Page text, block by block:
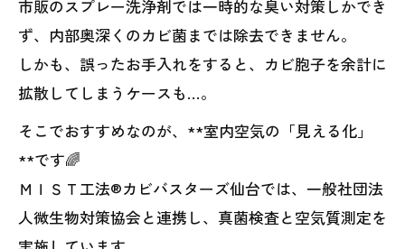
市販のスプレー洗浄剤では一時的な臭い対策しかでき
ず、内部奥深くのカビ菌までは除去できません。
しかも、誤ったお手入れをすると、カビ胞子を余計に
拡散してしまうケースも…。
そこでおすすめなのが、**室内空気の「見える化」
**です🌈
ＭＩＳＴ工法®カビバスターズ仙台では、一般社団法
人微生物対策協会と連携し、真菌検査と空気質測定を